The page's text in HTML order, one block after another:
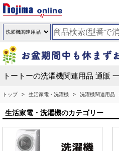
トートーの洗濯機関連用品 通販
トップ 生活家電・洗濯機 洗濯機関連用品
生活家電・洗濯機のカテゴリー